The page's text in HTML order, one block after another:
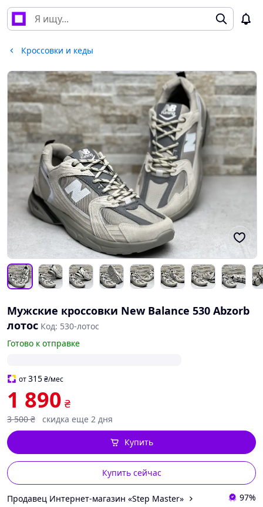
Кроссовки и кеды
Мужские кроссовки New Balance 530 Abzorb
лотос Код: 530-лотос
Готово к отправке
от315₴/мес
1 890 ₴
3 500 ₴ скидка еще 2 дня
Купить сейчас
Купить
Продавец Интернет-магазин «Step Master» 97%